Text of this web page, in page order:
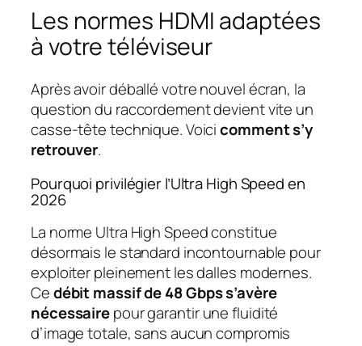
Les normes HDMI adaptées
à votre téléviseur
Après avoir déballé votre nouvel écran, la
question du raccordement devient vite un
casse-tête technique. Voicicomment s’y
retrouver.
Pourquoi privilégier l’Ultra High Speed en
2026
La norme Ultra High Speed constitue
désormais le standard incontournable pour
exploiter pleinement les dalles modernes.
Cedébit massif de 48 Gbps s’avère
nécessairepour garantir une fluidité
d’image totale, sans aucun compromis